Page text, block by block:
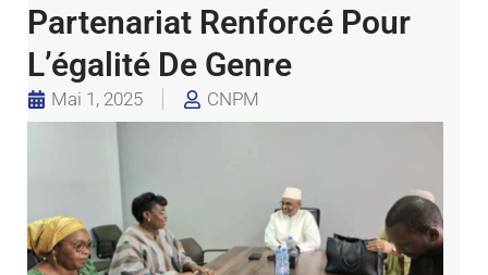
Partenariat Renforcé Pour
L’égalité De Genre
Mai 1, 2025 CNPM